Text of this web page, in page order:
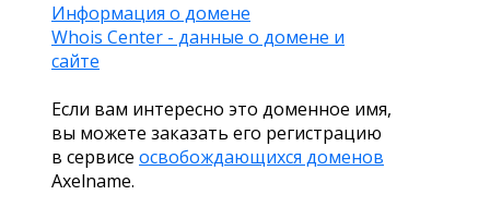
Информация о домене
Whois Center - данные о домене и
сайте
Если вам интересно это доменное имя,
вы можете заказать его регистрацию
в сервисе освобождающихся доменов
Axelname.